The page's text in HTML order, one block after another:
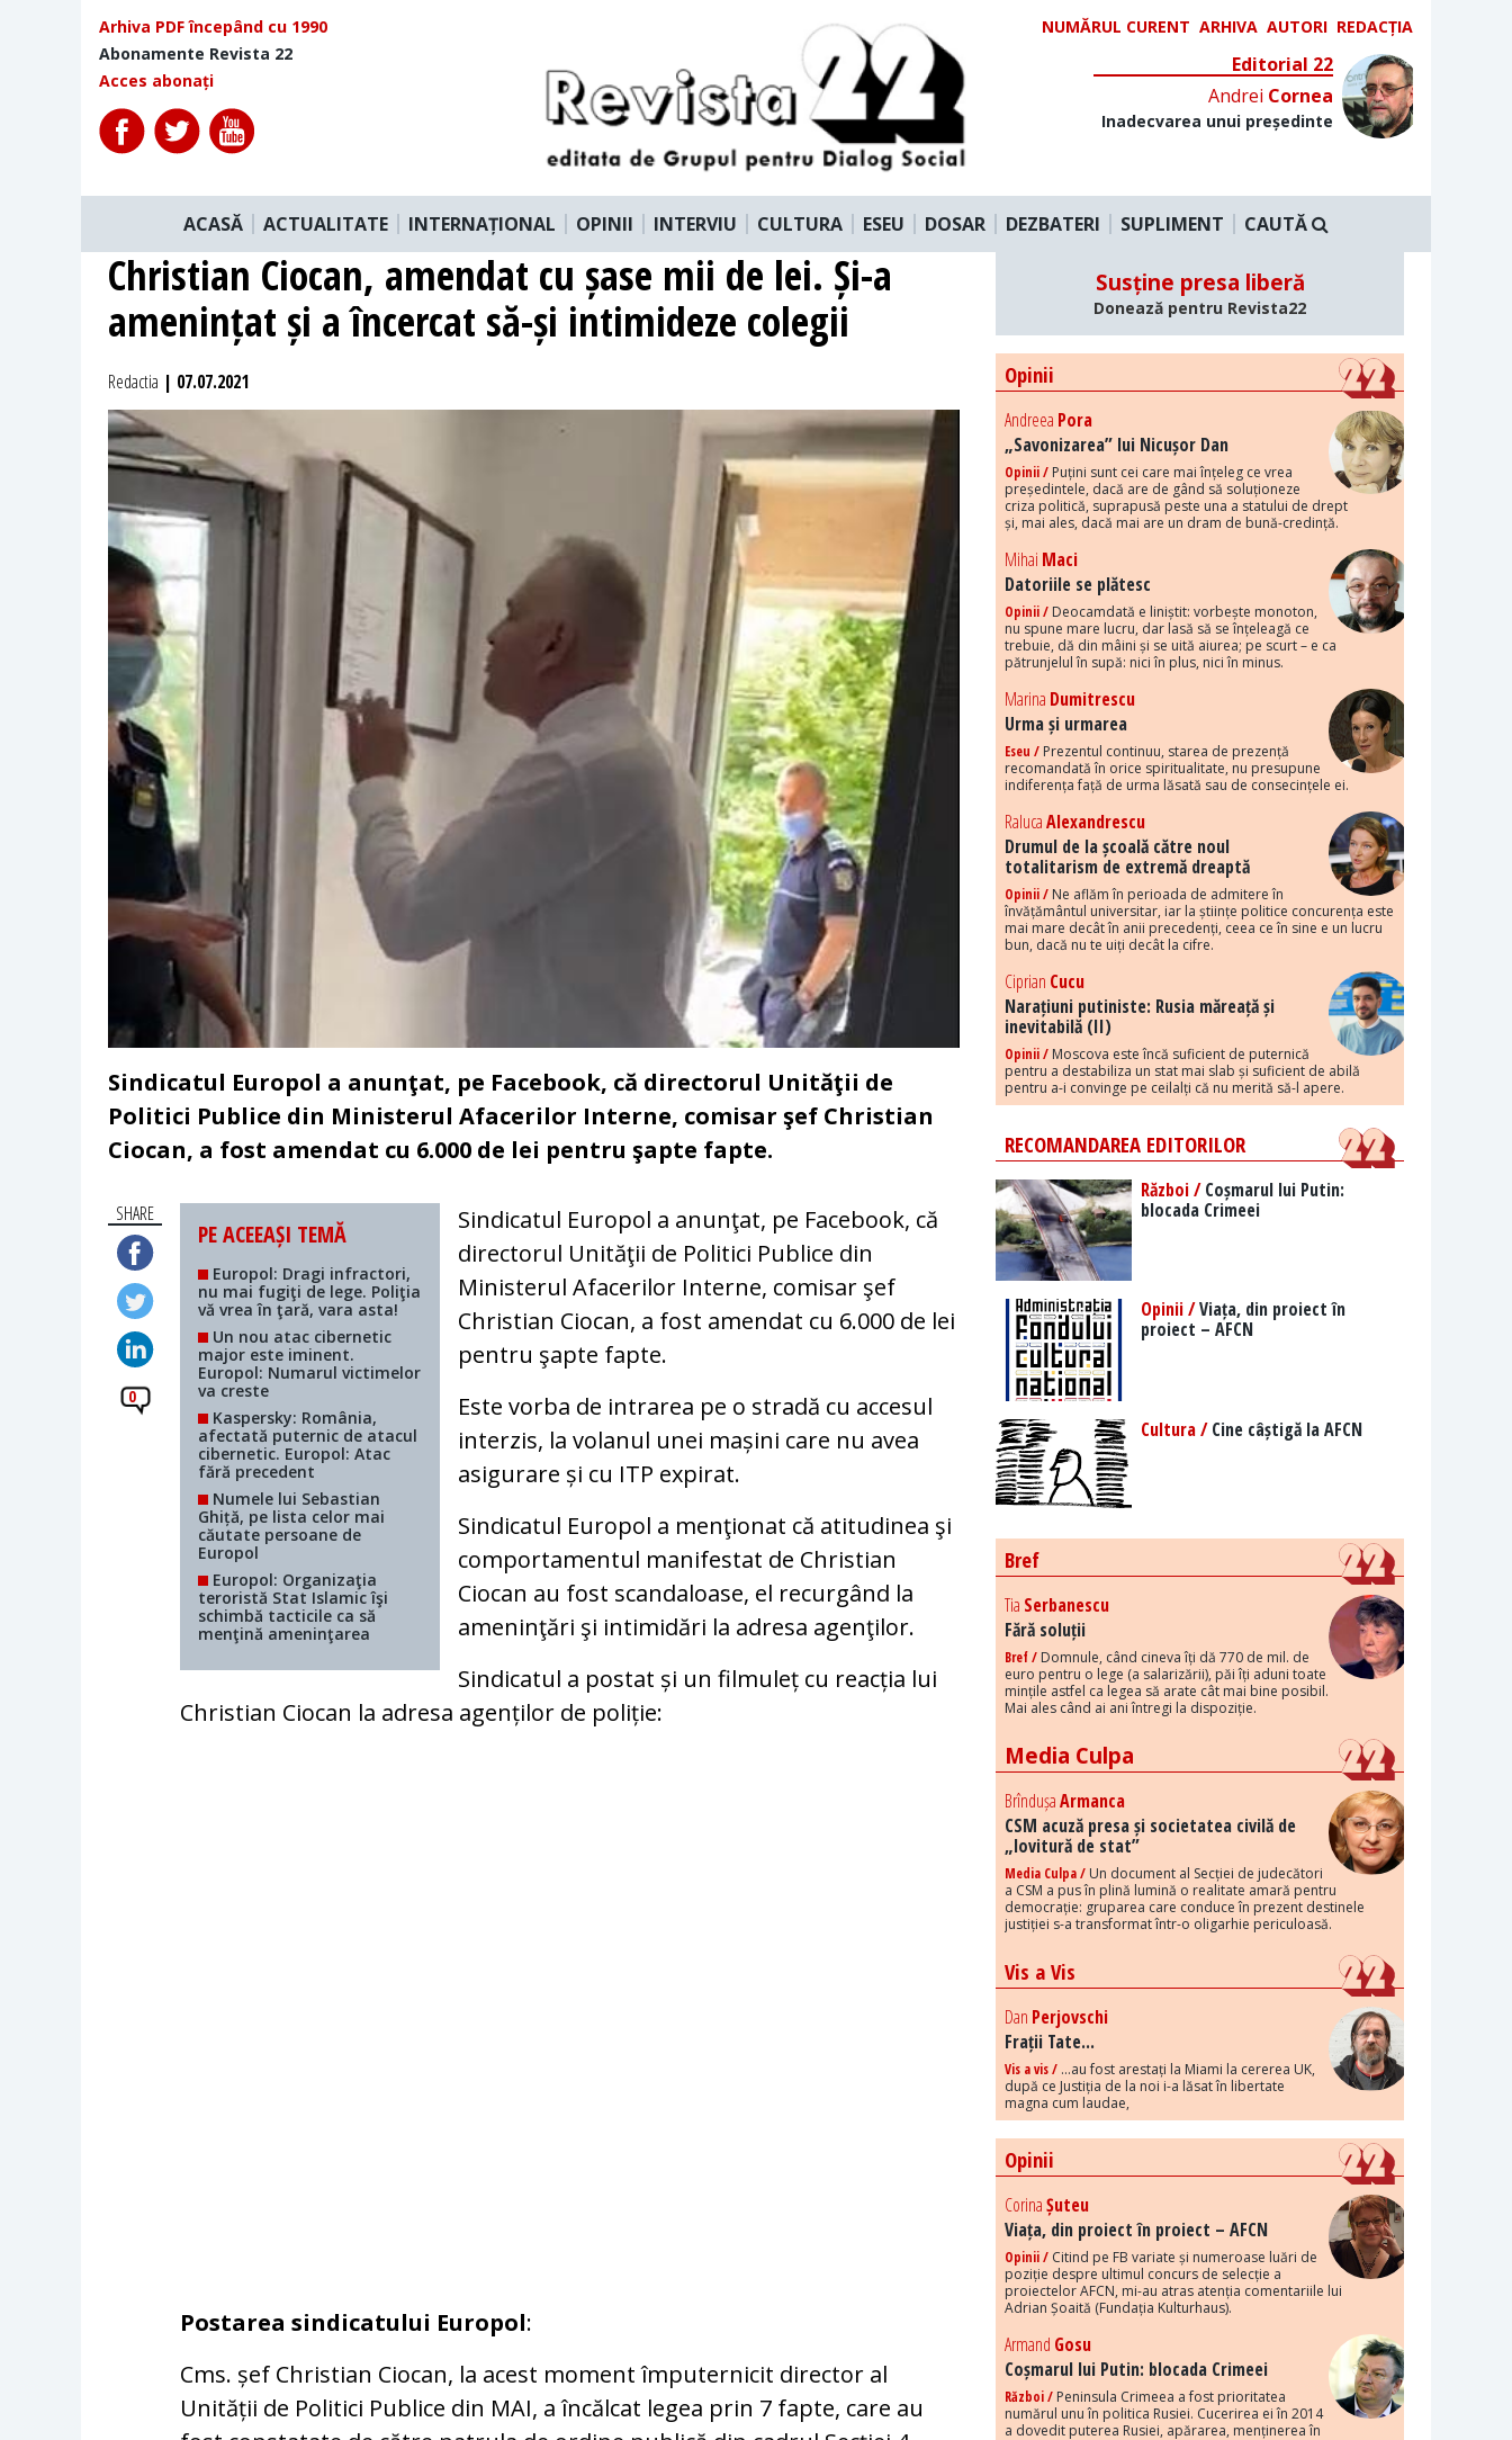
Arhiva PDF începând cu 1990
Abonamente Revista 22
Acces abonați
NUMĂRUL CURENT ARHIVA AUTORI REDACȚIA
Editorial 22
Andrei Cornea
Inadecvarea unui președinte
ACASĂ ACTUALITATE INTERNAȚIONAL OPINII INTERVIU CULTURA ESEU DOSAR DEZBATERI SUPLIMENT CAUTĂ
Christian Ciocan, amendat cu șase mii de lei. Și-a
amenințat și a încercat să-și intimideze colegii
Redactia | 07.07.2021
Sindicatul Europol a anunţat, pe Facebook, că directorul Unităţii de
Politici Publice din Ministerul Afacerilor Interne, comisar şef Christian
Ciocan, a fost amendat cu 6.000 de lei pentru şapte fapte.
SHARE
0
PE ACEEAȘI TEMĂ
Europol: Dragi infractori,
nu mai fugiţi de lege. Poliţia
vă vrea în ţară, vara asta!
Un nou atac cibernetic
major este iminent.
Europol: Numarul victimelor
va creste
Kaspersky: România,
afectată puternic de atacul
cibernetic. Europol: Atac
fără precedent
Numele lui Sebastian
Ghiță, pe lista celor mai
căutate persoane de
Europol
Europol: Organizaţia
teroristă Stat Islamic îşi
schimbă tacticile ca să
menţină ameninţarea
Sindicatul Europol a anunţat, pe Facebook, că
directorul Unităţii de Politici Publice din
Ministerul Afacerilor Interne, comisar şef
Christian Ciocan, a fost amendat cu 6.000 de lei
pentru şapte fapte.
Este vorba de intrarea pe o stradă cu accesul
interzis, la volanul unei mașini care nu avea
asigurare și cu ITP expirat.
Sindicatul Europol a menţionat că atitudinea şi
comportamentul manifestat de Christian
Ciocan au fost scandaloase, el recurgând la
ameninţări şi intimidări la adresa agenţilor.
Sindicatul a postat și un filmuleț cu reacția lui
Christian Ciocan la adresa agenților de poliție:
Postarea sindicatului Europol:
Cms. șef Christian Ciocan, la acest moment împuternicit director al
Unității de Politici Publice din MAI, a încălcat legea prin 7 fapte, care au
Susține presa liberă
Donează pentru Revista22
Opinii
Andreea Pora
„Savonizarea” lui Nicușor Dan
Opinii / Puțini sunt cei care mai înțeleg ce vrea
președintele, dacă are de gând să soluționeze
criza politică, suprapusă peste una a statului de drept
și, mai ales, dacă mai are un dram de bună-credință.
Mihai Maci
Datoriile se plătesc
Opinii / Deocamdată e liniștit: vorbește monoton,
nu spune mare lucru, dar lasă să se înțeleagă ce
trebuie, dă din mâini și se uită aiurea; pe scurt – e ca
pătrunjelul în supă: nici în plus, nici în minus.
Marina Dumitrescu
Urma și urmarea
Eseu / Prezentul continuu, starea de prezență
recomandată în orice spiritualitate, nu presupune
indiferența față de urma lăsată sau de consecințele ei.
RalucaAlexandrescu
Drumul de la școală către noul
totalitarism de extremă dreaptă
Opinii / Ne aflăm în perioada de admitere în
învățământul universitar, iar la științe politice concurența este
mai mare decât în anii precedenți, ceea ce în sine e un lucru
bun, dacă nu te uiți decât la cifre.
Ciprian Cucu
Narațiuni putiniste: Rusia măreață și
inevitabilă (II)
Opinii / Moscova este încă suficient de puternică
pentru a destabiliza un stat mai slab și suficient de abilă
pentru a-i convinge pe ceilalți că nu merită să-l apere.
RECOMANDAREA EDITORILOR
Război /Coșmarul lui Putin:
blocada Crimeei
Opinii /Viața, din proiect în
proiect – AFCN
Cultura /Cine câștigă la AFCN
Bref
Tia Serbanescu
Fără soluții
Bref / Domnule, când cineva îți dă 770 de mil. de
euro pentru o lege (a salarizării), păi îți aduni toate
mințile astfel ca legea să arate cât mai bine posibil.
Mai ales când ai ani întregi la dispoziție.
Media Culpa
BrîndușaArmanca
CSM acuză presa și societatea civilă de
„lovitură de stat”
Media Culpa / Un document al Secției de judecători
a CSM a pus în plină lumină o realitate amară pentru
democrație: gruparea care conduce în prezent destinele
justiției s-a transformat într-o oligarhie periculoasă.
Vis a Vis
Dan Perjovschi
Frații Tate...
Vis a vis / ...au fost arestați la Miami la cererea UK,
după ce Justiția de la noi i-a lăsat în libertate
magna cum laudae,
Opinii
CorinaȘuteu
Viața, din proiect în proiect – AFCN
Opinii / Citind pe FB variate și numeroase luări de
poziție despre ultimul concurs de selecție a
proiectelor AFCN, mi-au atras atenția comentariile lui
Adrian Șoaită (Fundația Kulturhaus).
Armand Gosu
Coșmarul lui Putin: blocada Crimeei
Război / Peninsula Crimeea a fost prioritatea
numărul unu în politica Rusiei. Cucerirea ei în 2014
a dovedit puterea Rusiei, apărarea, menținerea în